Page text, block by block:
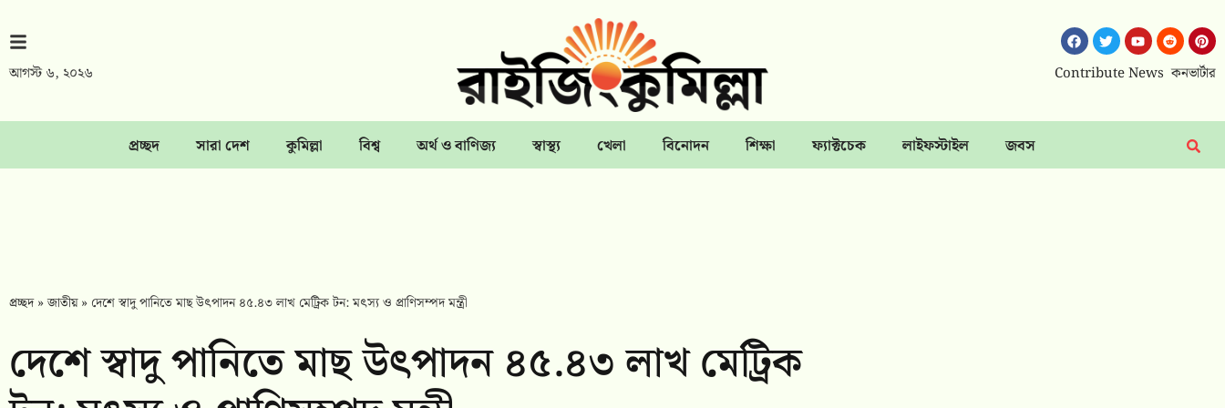
আগস্ট ৬, ২০২৬ Contribute News কনভার্টার
প্রচ্ছদ সারা দেশ কুমিল্লা বিশ্ব অর্থ ও বাণিজ্য স্বাস্থ্য খেলা বিনোদন শিক্ষা ফ্যাক্টচেক লাইফস্টাইল জবস
প্রচ্ছদ»জাতীয়» দেশে স্বাদু পানিতে মাছ উৎপাদন ৪৫.৪৩ লাখ মেট্রিক টন: মৎস্য ও প্রাণিসম্পদ মন্ত্রী
দেশে স্বাদু পানিতে মাছ উৎপাদন ৪৫.৪৩ লাখ মেট্রিক